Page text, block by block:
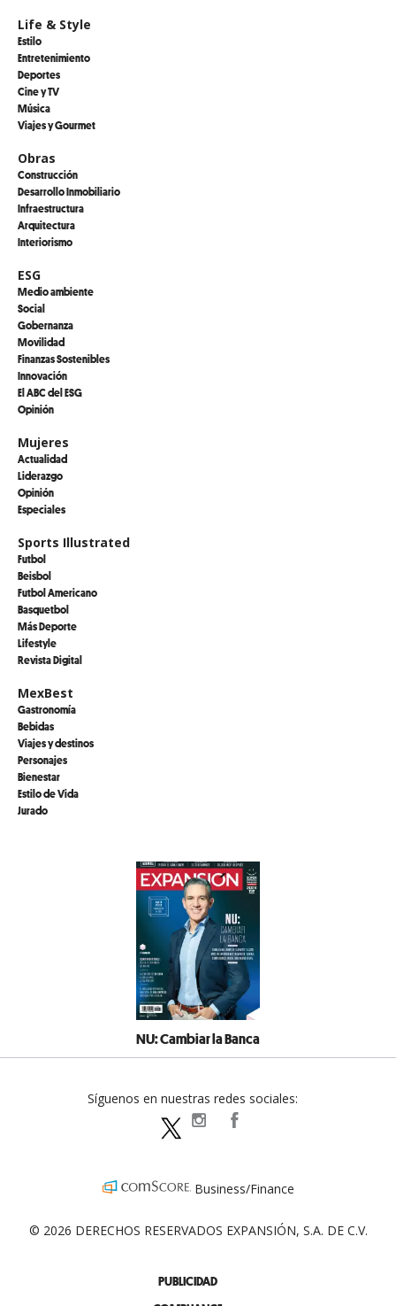
Life & Style
Estilo
Entretenimiento
Deportes
Cine y TV
Música
Viajes y Gourmet
Obras
Construcción
Desarrollo Inmobiliario
Infraestructura
Arquitectura
Interiorismo
ESG
Medio ambiente
Social
Gobernanza
Movilidad
Finanzas Sostenibles
Innovación
El ABC del ESG
Opinión
Mujeres
Actualidad
Liderazgo
Opinión
Especiales
Sports Illustrated
Futbol
Beisbol
Futbol Americano
Basquetbol
Más Deporte
Lifestyle
Revista Digital
MexBest
Gastronomía
Bebidas
Viajes y destinos
Personajes
Bienestar
Estilo de Vida
Jurado
NU: Cambiar la Banca
PUBLICIDAD
Síguenos en nuestras redes sociales:
expansionpolitica
Business/Finance
© 2026 DERECHOS RESERVADOS EXPANSIÓN, S.A. DE C.V.